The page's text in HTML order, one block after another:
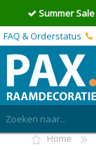
Summer Sale
FAQ & Orderstatus
Home